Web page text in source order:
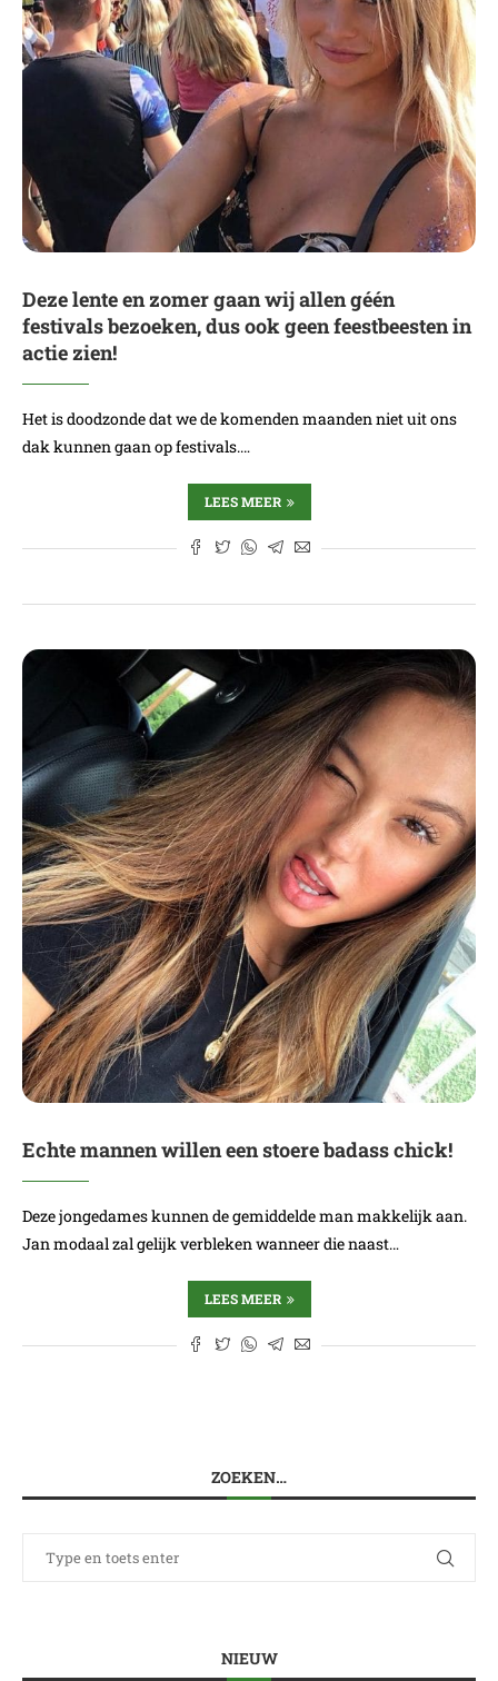
Deze lente en zomer gaan wij allen géén
festivals bezoeken, dus ook geen feestbeesten in
actie zien!
Het is doodzonde dat we de komenden maanden niet uit ons
dak kunnen gaan op festivals.…
LEES MEER
Echte mannen willen een stoere badass chick!
Deze jongedames kunnen de gemiddelde man makkelijk aan.
Jan modaal zal gelijk verbleken wanneer die naast…
LEES MEER
ZOEKEN…
NIEUW